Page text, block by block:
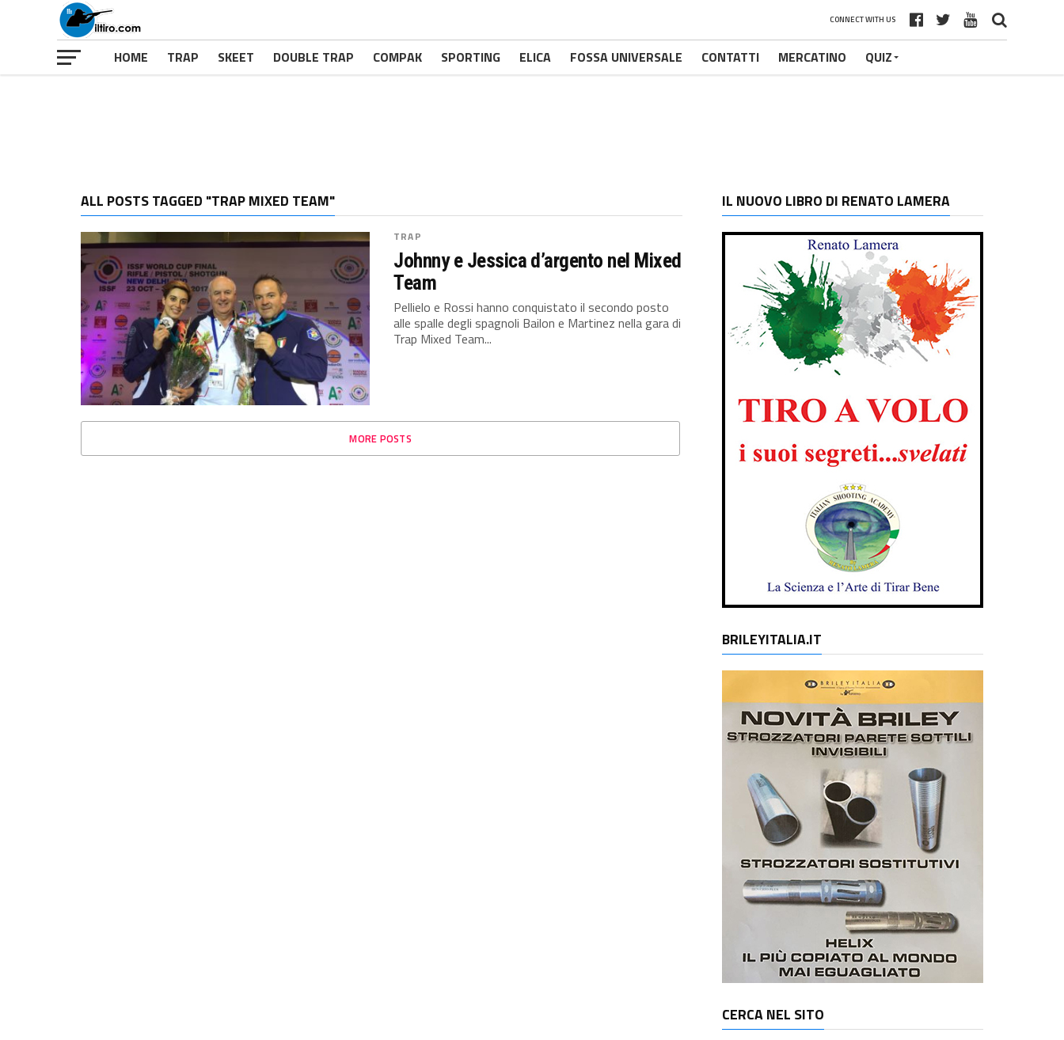
CONNECT WITH US
HOME TRAP SKEET DOUBLE TRAP COMPAK SPORTING ELICA FOSSA UNIVERSALE CONTATTI MERCATINO QUIZ
ALL POSTS TAGGED "TRAP MIXED TEAM"
TRAP
Johnny e Jessica d’argento nel Mixed
Team
Pellielo e Rossi hanno conquistato il secondo posto
alle spalle degli spagnoli Bailon e Martinez nella gara di
Trap Mixed Team...
MORE POSTS
IL NUOVO LIBRO DI RENATO LAMERA
BRILEYITALIA.IT
CERCA NEL SITO